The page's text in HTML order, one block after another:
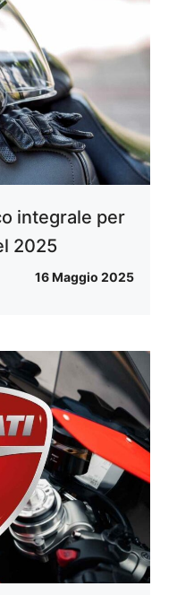
integrale per
2025
16 Maggio 2025